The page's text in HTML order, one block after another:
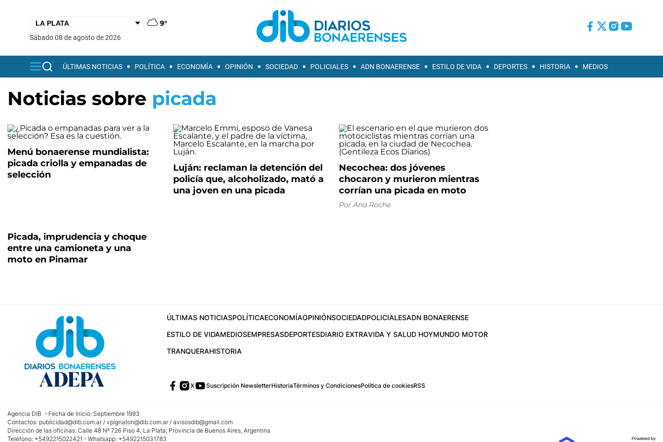
9°
sábado 08 de agosto de 2026
ÚLTIMAS NOTICIAS POLÍTICA ECONOMÍA OPINIÓN SOCIEDAD POLICIALES ADN BONAERENSE ESTILO DE VIDA DEPORTES HISTORIA MEDIOS
Noticias sobre picada
Menú bonaerense mundialista:
picada criolla y empanadas de
selección
Luján: reclaman la detención del
policía que, alcoholizado, mató a
una joven en una picada
Necochea: dos jóvenes
chocaron y murieron mientras
corrían una picada en moto
Por Ana Roche
Picada, imprudencia y choque
entre una camioneta y una
moto en Pinamar
ÚLTIMAS NOTICIASPOLÍTICAECONOMÍAOPINIÓNSOCIEDADPOLICIALESADN BONAERENSE
ESTILO DE VIDAMEDIOSEMPRESASDEPORTESDIARIO EXTRAVIDA Y SALUD HOYMUNDO MOTOR
TRANQUERAHISTORIA
X Suscripción NewsletterHistoriaTérminos y CondicionesPolítica de cookiesRSS
Agencia DIB - Fecha de Inicio: Septiembre 1993
Contactos: publicidad@dib.com.ar / vpignaton@dib.com.ar / avisosdib@gmail.com
Dirección de las oficinas: Calle 48 Nº 726 Piso 4, La Plata; Provincia de Buenos Aires, Argentina
Teléfono: +5492215022421 - Whatsapp: +5492215031783